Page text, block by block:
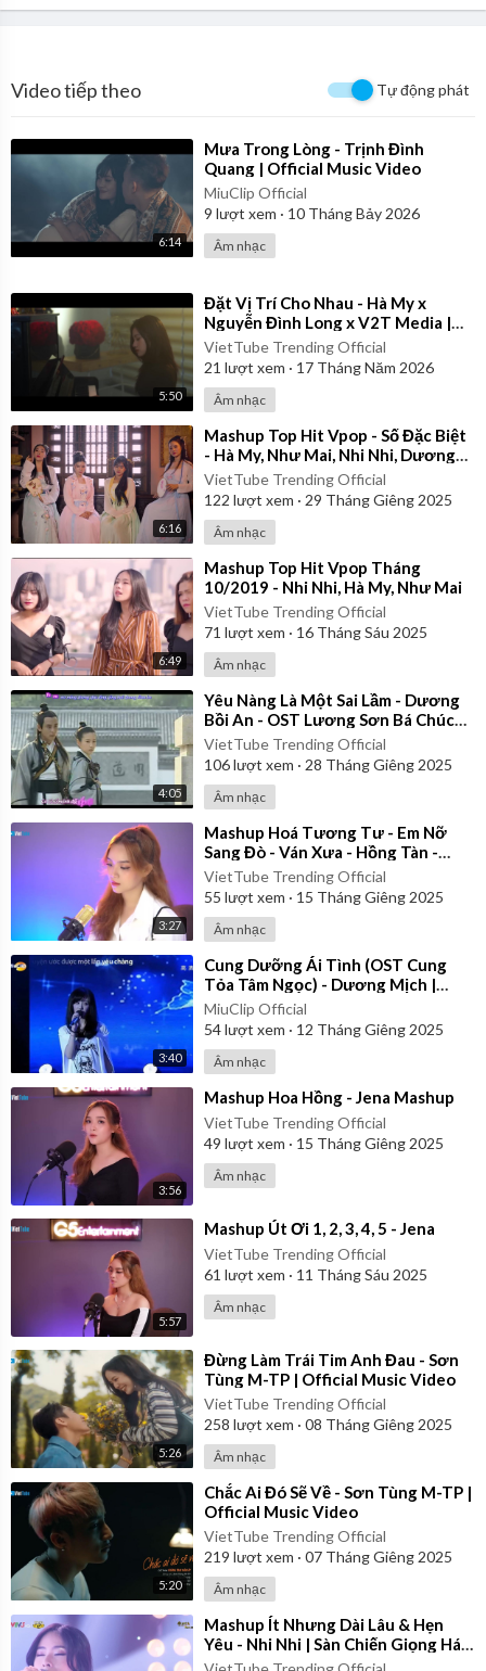
Video tiếp theo Tự động phát
6:14
⁣Mưa Trong Lòng - Trịnh Đình
Quang | Official Music Video
MiuClip Official
9 lượt xem · 10 Tháng Bảy 2026
Âm nhạc
5:50
⁣Đặt Vị Trí Cho Nhau - Hà My x
Nguyễn Đình Long x V2T Media |
Official Music Video
VietTube Trending Official
21 lượt xem · 17 Tháng Năm 2026
Âm nhạc
6:16
⁣Mashup Top Hit Vpop - Số Đặc Biệt
- Hà My, Như Mai, Nhi Nhi, Dương
Yến Phi
VietTube Trending Official
122 lượt xem · 29 Tháng Giêng 2025
Âm nhạc
6:49
⁣Mashup Top Hit Vpop Tháng
10/2019 - Nhi Nhi, Hà My, Như Mai
VietTube Trending Official
71 lượt xem · 16 Tháng Sáu 2025
Âm nhạc
4:05
⁣Yêu Nàng Là Một Sai Lầm - Dương
Bồi An - OST Lương Sơn Bá Chúc
Anh Đài 2007 | Vietsub
VietTube Trending Official
106lượt xem · 28 Tháng Giêng 2025
Âm nhạc
3:27
⁣Mashup Hoá Tương Tư - Em Nỡ
Sang Đò - Ván Xưa - Hồng Tàn -
Jena Mashup
VietTube Trending Official
55 lượt xem · 15 Tháng Giêng 2025
Âm nhạc
3:40
⁣Cung Dưỡng Ái Tình (OST Cung
Tỏa Tâm Ngọc) - Dương Mịch |
Vietsub
MiuClip Official
54lượt xem · 12 Tháng Giêng 2025
Âm nhạc
3:56
⁣Mashup Hoa Hồng - Jena Mashup
VietTube Trending Official
49 lượt xem · 15 Tháng Giêng 2025
Âm nhạc
5:57
⁣Mashup Út Ơi 1, 2, 3, 4, 5 - Jena
VietTube Trending Official
61 lượt xem · 11 Tháng Sáu 2025
Âm nhạc
5:26
⁣Đừng Làm Trái Tim Anh Đau - Sơn
Tùng M-TP | Official Music Video
VietTube Trending Official
258 lượt xem · 08 Tháng Giêng 2025
Âm nhạc
5:20
⁣Chắc Ai Đó Sẽ Về - Sơn Tùng M-TP |
Official Music Video
VietTube Trending Official
219 lượt xem · 07 Tháng Giêng 2025
Âm nhạc
⁣Mashup Ít Nhưng Dài Lâu & Hẹn
Yêu - Nhi Nhi | Sàn Chiến Giọng Hát
- Tập 8